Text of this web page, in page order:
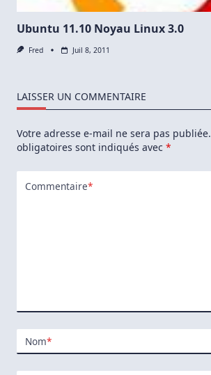
Ubuntu 11.10 Noyau Linux 3.0
Fred Juil 8, 2011
LAISSER UN COMMENTAIRE
Votre adresse e-mail ne sera pas publiée.
obligatoires sont indiqués avec *
Commentaire*
Nom*